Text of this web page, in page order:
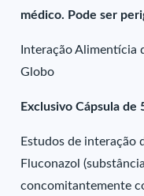
médico. Pode ser
Interação Alimentícia
Globo
Exclusivo Cápsula de
Estudos de interação
Fluconazol
concomitantemente